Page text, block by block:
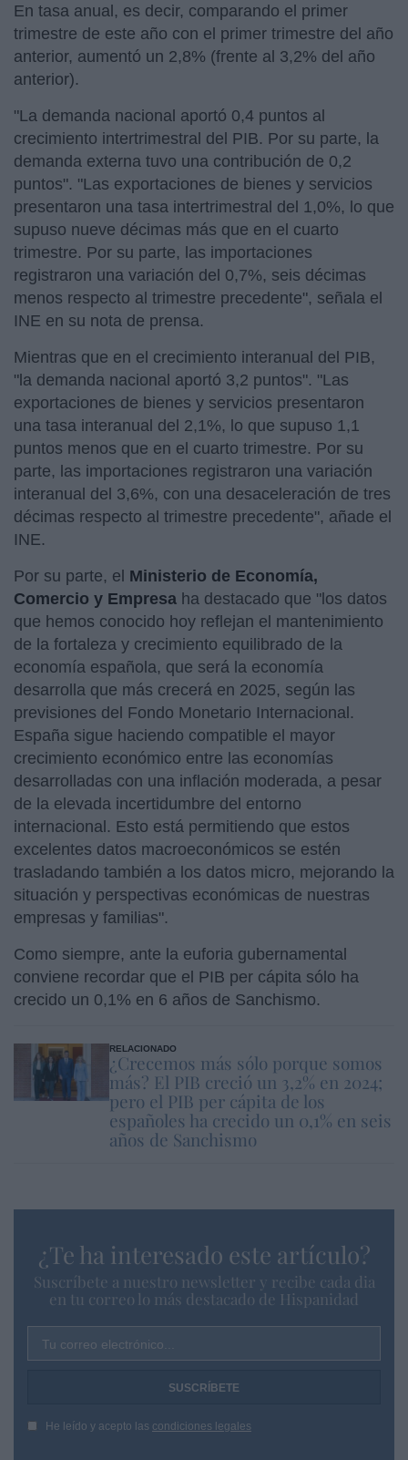
En tasa anual, es decir, comparando el primer
trimestre de este año con el primer trimestre del año
anterior, aumentó un 2,8% (frente al 3,2% del año
anterior).
"La demanda nacional aportó 0,4 puntos al
crecimiento intertrimestral del PIB. Por su parte, la
demanda externa tuvo una contribución de 0,2
puntos". "Las exportaciones de bienes y servicios
presentaron una tasa intertrimestral del 1,0%, lo que
supuso nueve décimas más que en el cuarto
trimestre. Por su parte, las importaciones
registraron una variación del 0,7%, seis décimas
menos respecto al trimestre precedente", señala el
INE en su nota de prensa.
Mientras que en el crecimiento interanual del PIB,
"la demanda nacional aportó 3,2 puntos". "Las
exportaciones de bienes y servicios presentaron
una tasa interanual del 2,1%, lo que supuso 1,1
puntos menos que en el cuarto trimestre. Por su
parte, las importaciones registraron una variación
interanual del 3,6%, con una desaceleración de tres
décimas respecto al trimestre precedente", añade el
INE.
Por su parte, el Ministerio de Economía,
Comercio y Empresa ha destacado que "los datos
que hemos conocido hoy reflejan el mantenimiento
de la fortaleza y crecimiento equilibrado de la
economía española, que será la economía
desarrolla que más crecerá en 2025, según las
previsiones del Fondo Monetario Internacional.
España sigue haciendo compatible el mayor
crecimiento económico entre las economías
desarrolladas con una inflación moderada, a pesar
de la elevada incertidumbre del entorno
internacional. Esto está permitiendo que estos
excelentes datos macroeconómicos se estén
trasladando también a los datos micro, mejorando la
situación y perspectivas económicas de nuestras
empresas y familias".
Como siempre, ante la euforia gubernamental
conviene recordar que el PIB per cápita sólo ha
crecido un 0,1% en 6 años de Sanchismo.
RELACIONADO
¿Crecemos más sólo porque somos
más? El PIB creció un 3,2% en 2024;
pero el PIB per cápita de los
españoles ha crecido un 0,1% en seis
años de Sanchismo
¿Te ha interesado este artículo?
Suscríbete a nuestro newsletter y recibe cada dia
en tu correo lo más destacado de Hispanidad
Tu correo electrónico...
He leído y acepto las condiciones legales